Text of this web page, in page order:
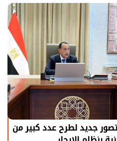
جديد لطرح عدد كبير من